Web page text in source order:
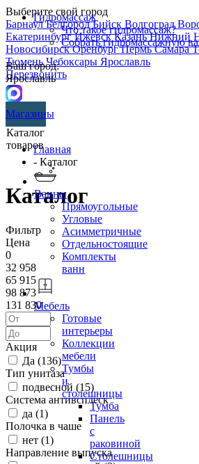
Выберите свой город
БарнаулБелгородБийск Волгоград
ЕкатеринбургИжевскКазаньНижний
НовосибирскОренбургПермьСамара
ТюменьЧебоксары Ярославль
Перезвонить
Гидромассаж
Что такое гидромассаж?
Собрать гидромассажную
Ваш город:
Ярославль
Магазины
Каталог
товаров
Ванны
Прямоугольные
Угловые
Асимметричные
Отдельностоящие
Комплекты
ванн
Мебель
Готовые
интерьеры
Коллекции
мебели
Тумбы
и
столешницы
Тумба
Панель
с
раковиной
Столешницы
Главная
- Каталог
Каталог
Фильтр
Цена
0
32 958
65 915
98 873
131 830
Акция
Да (136)
Тип унитаза
подвесной (15)
Система антивсплеск
да (1)
Полочка в чаше
нет (1)
Направление выпуска